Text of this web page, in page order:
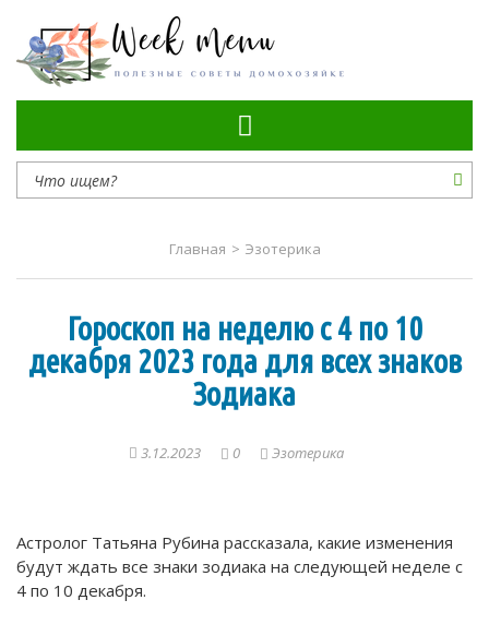
Самые полезные советы
Главная > Эзотерика
Гороскоп на неделю с 4 по 10
декабря 2023 года для всех знаков
Зодиака
3.12.2023 0 Эзотерика
Астролог Татьяна Рубина рассказала, какие изменения
будут ждать все знаки зодиака на следующей неделе с
4 по 10 декабря.